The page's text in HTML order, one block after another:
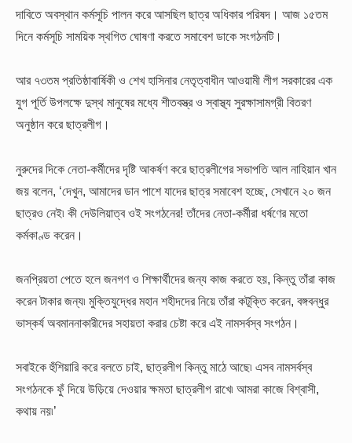
দাবিতে অবস্থান কর্মসূচি পালন করে আসছিল ছাত্র অধিকার পরিষদ। আজ ১৫তম
দিনে কর্মসূচি সাময়িক স্থগিত ঘোষণা করতে সমাবেশ ডাকে সংগঠনটি।
আর ৭৩তম প্রতিষ্ঠাবার্ষিকী ও শেখ হাসিনার নেতৃত্বাধীন আওয়ামী লীগ সরকারের এক
যুগ পূর্তি উপলক্ষে দুস্থ মানুষের মধ্যে শীতবস্ত্র ও স্বাস্থ্য সুরক্ষাসামগ্রী বিতরণ
অনুষ্ঠান করে ছাত্রলীগ।
নুরুদের দিকে নেতা-কর্মীদের দৃষ্টি আকর্ষণ করে ছাত্রলীগের সভাপতি আল নাহিয়ান খান
জয় বলেন, ‘দেখুন, আমাদের ডান পাশে যাদের ছাত্র সমাবেশ হচ্ছে, সেখানে ২০ জন
ছাত্রও নেই৷ কী দেউলিয়াত্ব ওই সংগঠনের! তাঁদের নেতা-কর্মীরা ধর্ষণের মতো
কর্মকাণ্ড করেন।
জনপ্রিয়তা পেতে হলে জনগণ ও শিক্ষার্থীদের জন্য কাজ করতে হয়, কিন্তু তাঁরা কাজ
করেন টাকার জন্য৷ মুক্তিযুদ্ধের মহান শহীদদের নিয়ে তাঁরা কটূক্তি করেন, বঙ্গবন্ধুর
ভাস্কর্য অবমাননাকারীদের সহায়তা করার চেষ্টা করে এই নামসর্বস্ব সংগঠন।
সবাইকে হুঁশিয়ারি করে বলতে চাই, ছাত্রলীগ কিন্তু মাঠে আছে৷ এসব নামসর্বস্ব
সংগঠনকে ফুঁ দিয়ে উড়িয়ে দেওয়ার ক্ষমতা ছাত্রলীগ রাখে৷ আমরা কাজে বিশ্বাসী,
কথায় নয়৷’